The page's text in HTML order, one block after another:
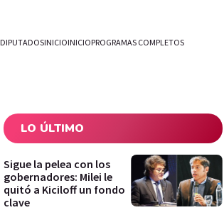
DIPUTADOSINICIOINICIOPROGRAMAS COMPLETOS
LO ÚLTIMO
Sigue la pelea con los
gobernadores: Milei le
quitó a Kiciloff un fondo
clave